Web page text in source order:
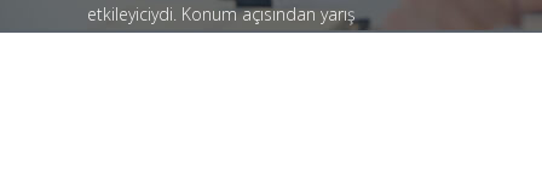
etkileyiciydi. Konum açısından yarış
başlangıcına yakın olması tercih sebebi